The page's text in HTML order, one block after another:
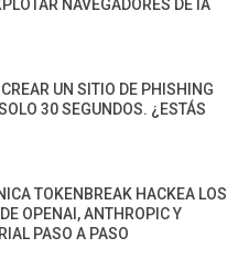
NAVEGADORES DE IA
UN SITIO DE PHISHING
30 SEGUNDOS. ¿ESTÁS
TOKENBREAK HACKEA LOS
OPENAI, ANTHROPIC Y
PASO A PASO